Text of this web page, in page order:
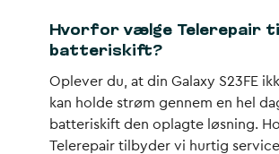
Hvorfor vælge Telerepair
batteriskift?
Oplever du, at din Galaxy S23FE
kan holde strøm gennem en hel
batteriskift den oplagte løsning.
Telerepair tilbyder vi hurtig service,